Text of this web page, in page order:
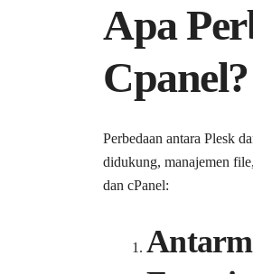
Apa
Cpanel?
Perbedaan antara Plesk
didukung, manajemen
dan cPanel: